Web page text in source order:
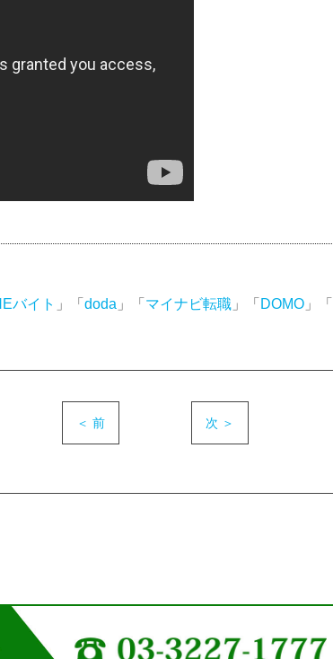
バイト 」「doda 」「 マイナビ転職 」「 DOMO 」「
＜ 前 次 ＞